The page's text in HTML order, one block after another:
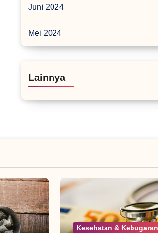
Juni 2024
Mei 2024
Lainnya
Kesehatan & Kebugaran